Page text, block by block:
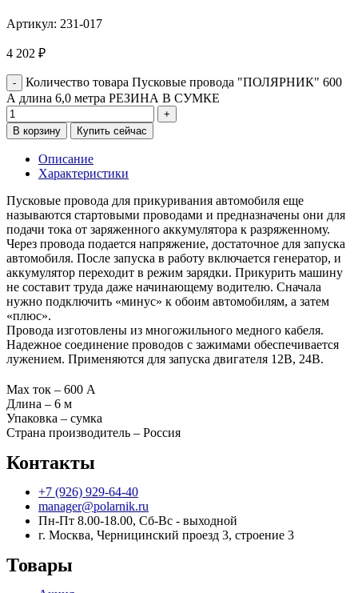
Артикул: 231-017
4 202 ₽
Количество товара Пусковые провода "ПОЛЯРНИК" 600
А длина 6,0 метра РЕЗИНА В СУМКЕ
В корзину Купить сейчас
Описание
Характеристики
Пусковые провода для прикуривания автомобиля еще
называются стартовыми проводами и предназначены они для
подачи тока от заряженного аккумулятора к разряженному.
Через провода подается напряжение, достаточное для запуска
автомобиля. После запуска в работу включается генератор, и
аккумулятор переходит в режим зарядки. Прикурить машину
не составит труда даже начинающему водителю. Сначала
нужно подключить «минус» к обоим автомобилям, а затем
«плюс».
Провода изготовлены из многожильного медного кабеля.
Надежное соединение проводов с зажимами обеспечивается
лужением. Применяются для запуска двигателя 12В, 24В.
Max ток – 600 А
Длина – 6 м
Упаковка – сумка
Страна производитель – Россия
Контакты
+7 (926) 929-64-40
manager@polarnik.ru
Пн-Пт 8.00-18.00, Сб-Вс - выходной
г. Москва, Черницинский проезд 3, строение 3
Товары